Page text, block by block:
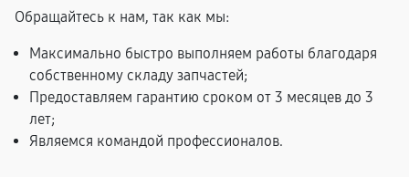
Обращайтесь к нам, так как мы:
Максимально быстро выполняем работы благодаря
собственному складу запчастей;
Предоставляем гарантию сроком от 3 месяцев до 3
лет;
Являемся командой профессионалов.